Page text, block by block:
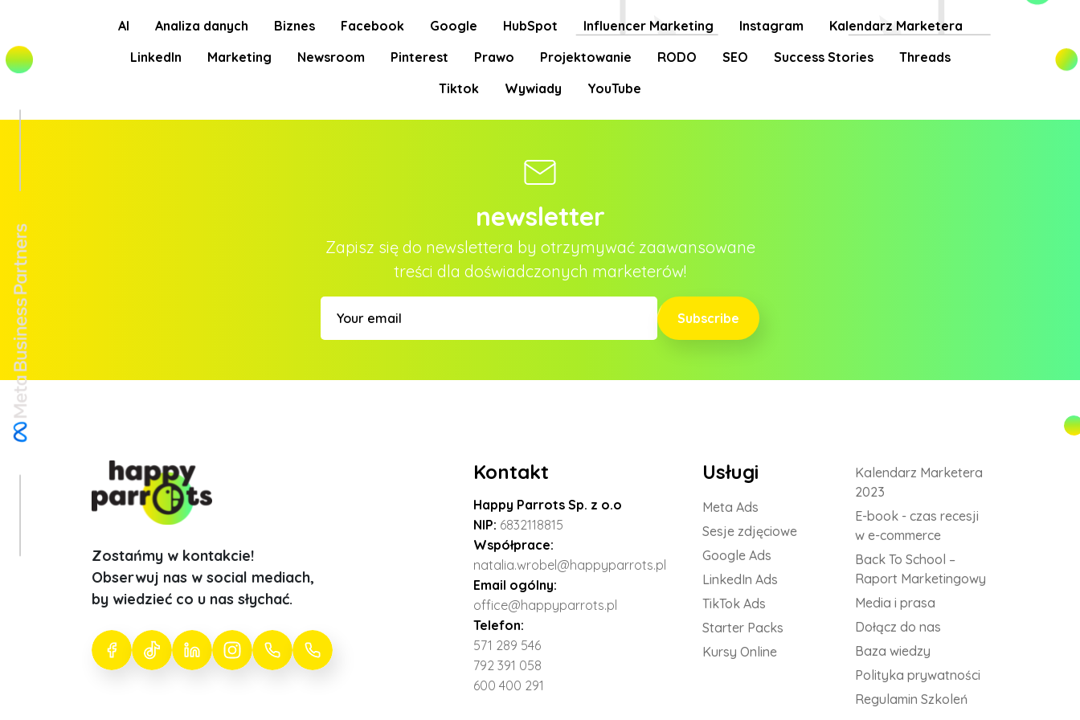
AI Analiza danych Biznes Facebook Google HubSpot Influencer Marketing Instagram
Kalendarz Marketera
LinkedIn
Marketing Newsroom Pinterest Prawo Projektowanie RODO SEO Success Stories
Threads
Tiktok
Wywiady YouTube
newsletter
Zapisz się do newslettera by otrzymywać zaawansowane
treści dla doświadczonych marketerów!
Subscribe
Zostańmy w kontakcie!
Obserwuj nas w social mediach,
by wiedzieć co u nas słychać.
Kontakt
Happy Parrots Sp. z o.o
NIP: 6832118815
Współprace:
natalia.wrobel@happyparrots.pl
Email ogólny:
office@happyparrots.pl
Telefon:
571 289 546
792 391 058
600 400 291
Usługi
Meta Ads
Sesje zdjęciowe
Google Ads
LinkedIn Ads
TikTok Ads
Starter Packs
Kursy Online
Kalendarz Marketera
2023
E-book - czas recesji
w e-commerce
Back To School –
Raport Marketingowy
Media i prasa
Dołącz do nas
Baza wiedzy
Polityka prywatności
Regulamin Szkoleń